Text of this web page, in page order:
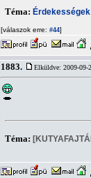
Téma: Érdekességek
[válaszok erre: #44]
1883. Elküldve: 2009-09-
Téma: